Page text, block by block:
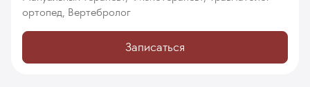
ортопед, Вертебролог
Записаться